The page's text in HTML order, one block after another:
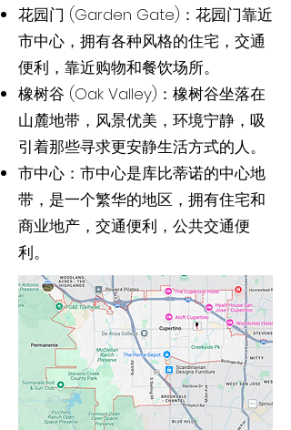
花园门 (Garden Gate)：花园门靠近
市中心，拥有各种风格的住宅，交通
便利，靠近购物和餐饮场所。
橡树谷 (Oak Valley)：橡树谷坐落在
山麓地带，风景优美，环境宁静，吸
引着那些寻求更安静生活方式的人。
市中心：市中心是库比蒂诺的中心地
带，是一个繁华的地区，拥有住宅和
商业地产，交通便利，公共交通便
利。